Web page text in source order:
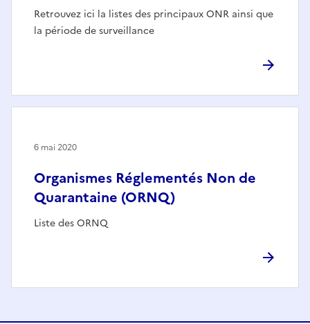
Retrouvez ici la listes des principaux ONR ainsi que
la période de surveillance
Organismes Réglementés Non de
Quarantaine (ORNQ)
Liste des ORNQ
6 mai 2020